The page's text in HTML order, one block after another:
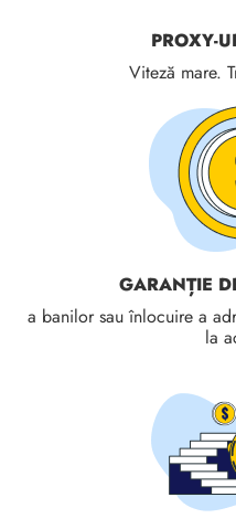
PROXY-
Viteză mare.
GARANȚIE
a banilor sau înlocuire a
la